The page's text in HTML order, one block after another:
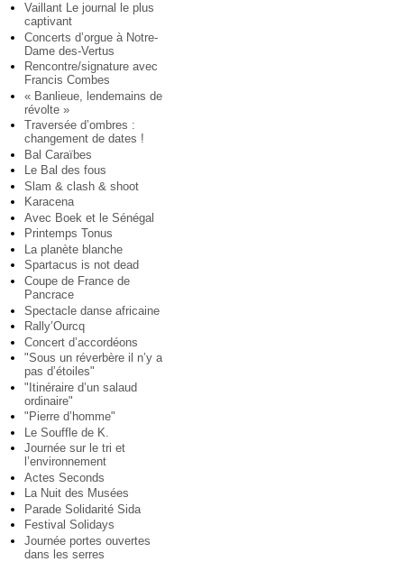
Vaillant Le journal le plus
captivant
Concerts d’orgue à Notre-
Dame des-Vertus
Rencontre/signature avec
Francis Combes
« Banlieue, lendemains de
révolte »
Traversée d’ombres :
changement de dates !
Bal Caraïbes
Le Bal des fous
Slam & clash & shoot
Karacena
Avec Boek et le Sénégal
Printemps Tonus
La planète blanche
Spartacus is not dead
Coupe de France de
Pancrace
Spectacle danse africaine
Rally’Ourcq
Concert d’accordéons
"Sous un réverbère il n’y a
pas d’étoiles"
"Itinéraire d’un salaud
ordinaire"
"Pierre d’homme"
Le Souffle de K.
Journée sur le tri et
l’environnement
Actes Seconds
La Nuit des Musées
Parade Solidarité Sida
Festival Solidays
Journée portes ouvertes
dans les serres